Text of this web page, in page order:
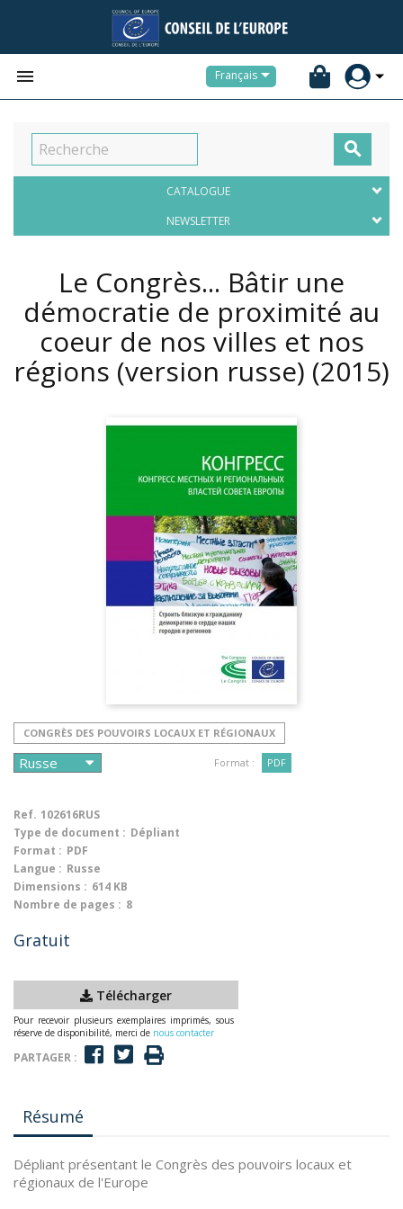
 Français

CATALOGUE
NEWSLETTER
Le Congrès... Bâtir une
démocratie de proximité au
coeur de nos villes et nos
régions (version russe) (2015)
CONGRÈS DES POUVOIRS LOCAUX ET RÉGIONAUX
Format : PDF
Ref. 102616RUS
Type de document : Dépliant
Format : PDF
Langue : Russe
Dimensions : 614 KB
Nombre de pages : 8
Gratuit
Télécharger
Pour recevoir plusieurs exemplaires imprimés, sous
réserve de disponibilité, merci de nous contacter
PARTAGER :
Résumé
Dépliant présentant le Congrès des pouvoirs locaux et
régionaux de l'Europe